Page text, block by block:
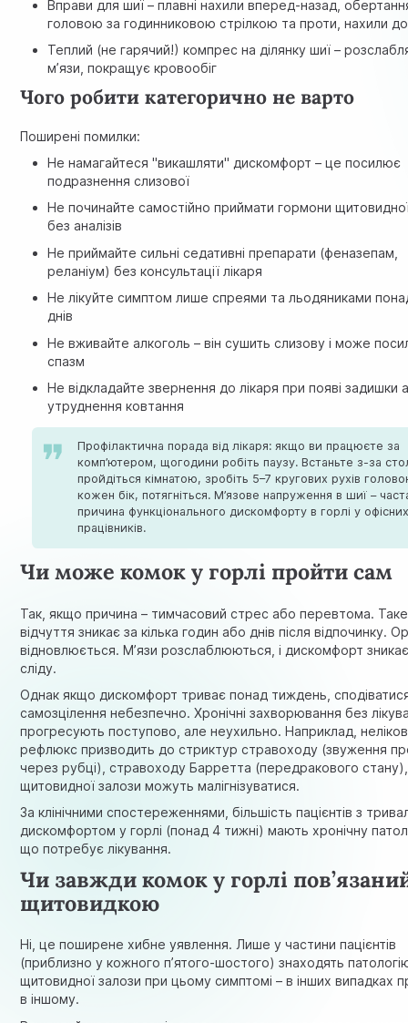
Вправи для шиї – плавні нахили вперед-назад,
головою за годинниковою стрілкою та проти, нахили
Теплий (не гарячий!) компрес на ділянку шиї –
м’язи, покращує кровообіг
Чого робити категорично не варто
Поширені помилки:
Не намагайтеся "викашляти" дискомфорт – це посилює
подразнення слизової
Не починайте самостійно приймати гормони
без аналізів
Не приймайте сильні седативні препарати (феназепам,
реланіум) без консультації лікаря
Не лікуйте симптом лише спреями та льодяниками
днів
Не вживайте алкоголь – він сушить слизову і може
спазм
Не відкладайте звернення до лікаря при появі задишки
утруднення ковтання
Профілактична порада від лікаря: якщо ви працюєте за
комп’ютером, щогодини робіть паузу. Встаньте з-за
пройдіться кімнатою, зробіть 5–7 кругових рухів
кожен бік, потягніться. М’язове напруження в шиї –
причина функціонального дискомфорту в горлі у
працівників.
Чи може комок у горлі пройти сам
Так, якщо причина – тимчасовий стрес або перевтома. Таке
відчуття зникає за кілька годин або днів після відпочинку.
відновлюється. М’язи розслаблюються, і дискомфорт
сліду.
Однак якщо дискомфорт триває понад тиждень,
самозцілення небезпечно. Хронічні захворювання без
прогресують поступово, але неухильно. Наприклад,
рефлюкс призводить до стриктур стравоходу (звуження
через рубці), стравоходу Барретта (передракового
щитовидної залози можуть малігнізуватися.
За клінічними спостереженнями, більшість пацієнтів з
дискомфортом у горлі (понад 4 тижні) мають хронічну
що потребує лікування.
Чи завжди комок у горлі
щитовидкою
Ні, це поширене хибне уявлення. Лише у частини пацієнтів
(приблизно у кожного п’ятого-шостого) знаходять
щитовидної залози при цьому симптомі – в інших випадках
в іншому.